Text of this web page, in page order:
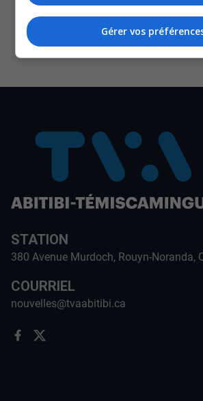
SOUTENIR NOS MÉDIAS, C’EST
STATION
380 Avenue Murdoch, Rouyn-Noranda,
COURRIEL
nouvelles@tvaabitibi.ca
Gérer vos